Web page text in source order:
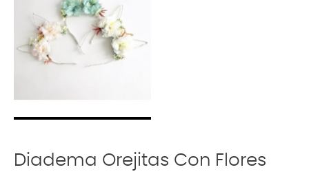
Diadema Orejitas Con Flores